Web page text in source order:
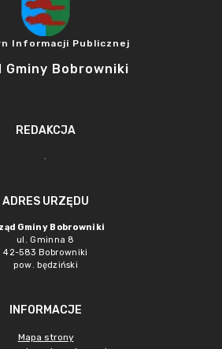
Informacji Publicznej
Gminy Bobrowniki
REDAKCJA
.
ADRES URZĘDU
Gminy Bobrowniki
ul. Gminna 8
42-583 Bobrowniki
pow. będziński
INFORMACJE
Mapa strony